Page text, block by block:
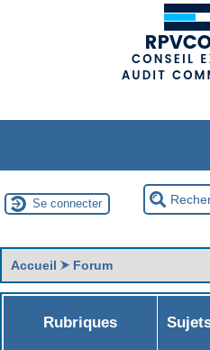
Se connecter
Accueil Forum
Rubriques